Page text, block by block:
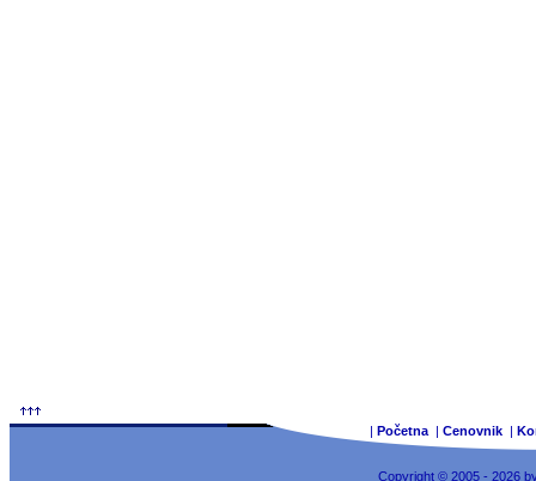
| Početna | Cenovnik |
Copyright © 2005 - 2026